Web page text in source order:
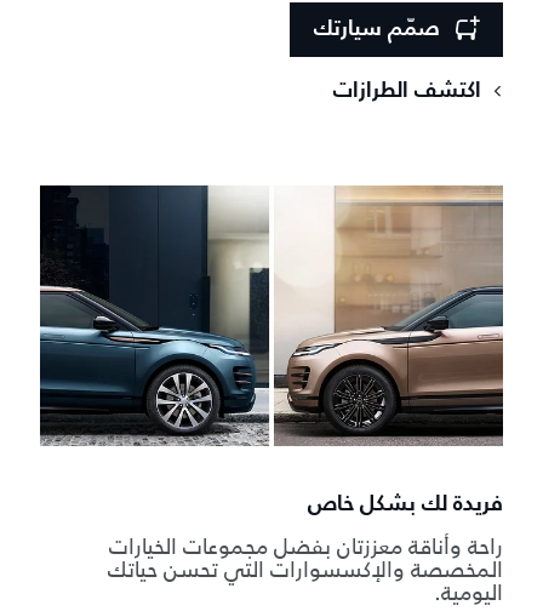
صمّم سيارتك
اكتشف الطرازات
فريدة لك بشكل خاص
راحة وأناقة معززتان بفضل مجموعات الخيارات
المخصصة والإكسسوارات التي تحسن حياتك
اليومية.